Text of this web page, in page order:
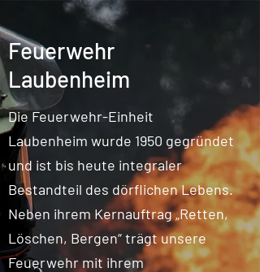
Feuerwehr
Laubenheim
Die Feuerwehr-Einheit
Laubenheim wurde 1950 gegründet
und ist bis heute integraler
Bestandteil des dörflichen Lebens.
Neben ihrem Kernauftrag „Retten,
Löschen, Bergen“ trägt unsere
Feuerwehr mit ihrem